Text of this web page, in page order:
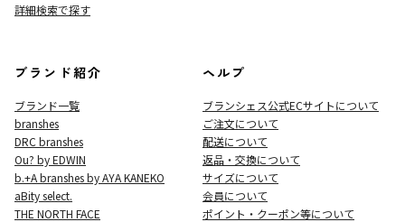
詳細検索で探す
ブランド紹介
ブランド一覧
branshes
DRC branshes
Ou? by EDWIN
b.+A branshes by AYA KANEKO
aBity select.
THE NORTH FACE
ヘルプ
ブランシェス公式ECサイトについて
ご注文について
配送について
返品・交換について
サイズについて
会員について
ポイント・クーポン等について